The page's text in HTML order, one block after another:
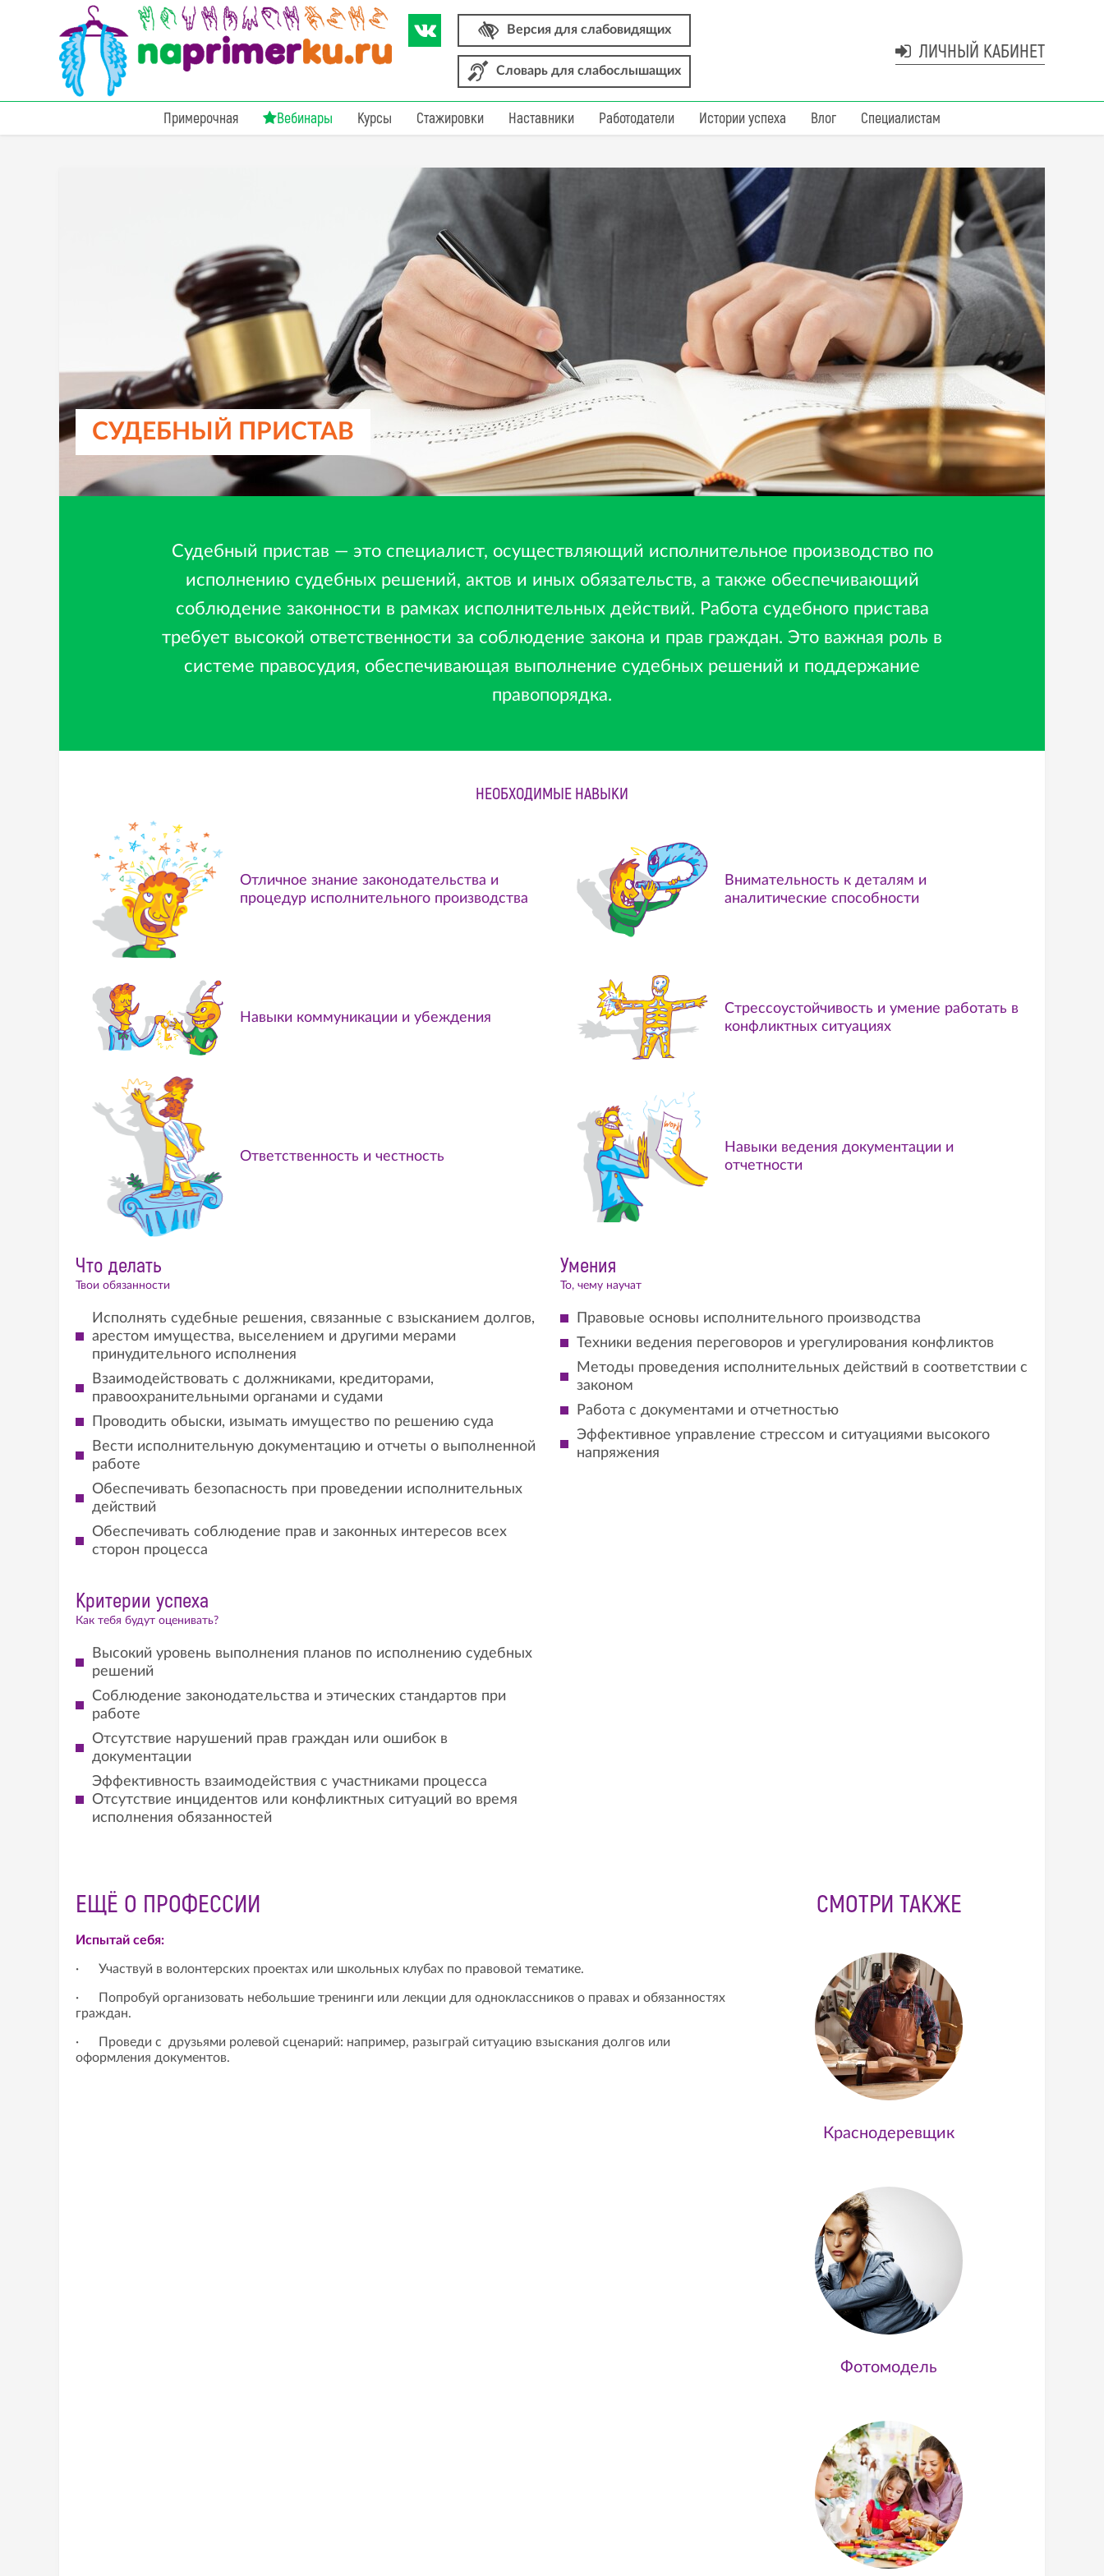
Версия для слабовидящих
Словарь для слабослышащих
ЛИЧНЫЙ КАБИНЕТ
Примерочная Вебинары Курсы Стажировки Наставники Работодатели Истории успеха Влог Специалистам
СУДЕБНЫЙ ПРИСТАВ
Судебный пристав — это специалист, осуществляющий исполнительное производство по
исполнению судебных решений, актов и иных обязательств, а также обеспечивающий
соблюдение законности в рамках исполнительных действий. Работа судебного пристава
требует высокой ответственности за соблюдение закона и прав граждан. Это важная роль в
системе правосудия, обеспечивающая выполнение судебных решений и поддержание
правопорядка.
НЕОБХОДИМЫЕ НАВЫКИ
Отличное знание законодательства и
процедур исполнительного производства
Внимательность к деталям и
аналитические способности
Навыки коммуникации и убеждения
Стрессоустойчивость и умение работать в
конфликтных ситуациях
Ответственность и честность
Навыки ведения документации и
отчетности
Что делать
Твои обязанности
Исполнять судебные решения, связанные с взысканием долгов,
арестом имущества, выселением и другими мерами
принудительного исполнения
Взаимодействовать с должниками, кредиторами,
правоохранительными органами и судами
Проводить обыски, изымать имущество по решению суда
Вести исполнительную документацию и отчеты о выполненной
работе
Обеспечивать безопасность при проведении исполнительных
действий
Обеспечивать соблюдение прав и законных интересов всех
сторон процесса
Умения
То, чему научат
Правовые основы исполнительного производства
Техники ведения переговоров и урегулирования конфликтов
Методы проведения исполнительных действий в соответствии с
законом
Работа с документами и отчетностью
Эффективное управление стрессом и ситуациями высокого
напряжения
Критерии успеха
Как тебя будут оценивать?
Высокий уровень выполнения планов по исполнению судебных
решений
Соблюдение законодательства и этических стандартов при
работе
Отсутствие нарушений прав граждан или ошибок в
документации
Эффективность взаимодействия с участниками процесса
Отсутствие инцидентов или конфликтных ситуаций во время
исполнения обязанностей
ЕЩЁ О ПРОФЕССИИ
Испытай себя:
· Участвуй в волонтерских проектах или школьных клубах по правовой тематике.
· Попробуй организовать небольшие тренинги или лекции для одноклассников о правах и обязанностях
граждан.
· Проведи с друзьями ролевой сценарий: например, разыграй ситуацию взыскания долгов или
оформления документов.
СМОТРИ ТАКЖЕ
Краснодеревщик
Фотомодель